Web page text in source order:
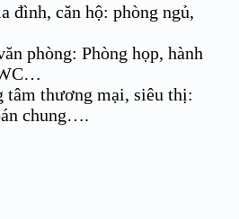
đình, căn hộ: phòng ngủ,
phòng: Phòng họp, hành
tâm thương mại, siêu thị:
chung….